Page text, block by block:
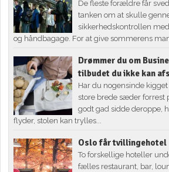
De fleste forældre får
tanken om at skulle
sikkerhedskontrollen
og håndbagage. For at give sommerens
Drømmer du om
tilbudet du ikke kan
Har du nogensinde
store brede sæder forrest
godt gad sidde deroppe,
flyder, stolen kan trylles...
Oslo får tvillingehotel
To forskellige hoteller
fælles restaurant, bar,